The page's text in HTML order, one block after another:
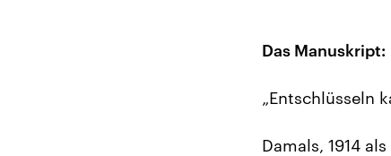
Das Manuskript:
„Entschlüsseln
Damals, 1914